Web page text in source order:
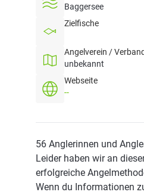
Baggersee
Zielfische
Angelverein / Verband
unbekannt
Webseite
--
56 Anglerinnen und
Leider haben wir an
erfolgreiche
Wenn du Informationen